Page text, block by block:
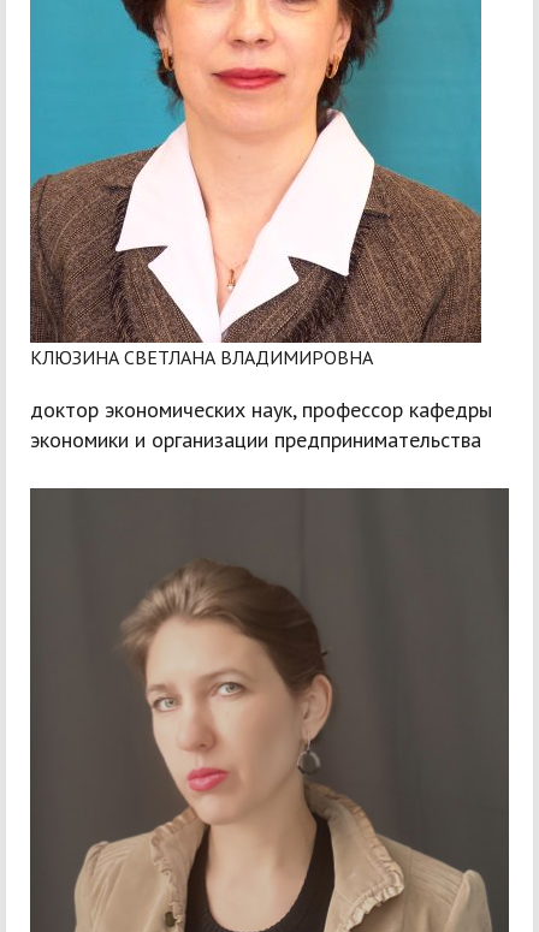
КЛЮЗИНА СВЕТЛАНА ВЛАДИМИРОВНА
доктор экономических наук, профессор кафедры
экономики и организации предпринимательства